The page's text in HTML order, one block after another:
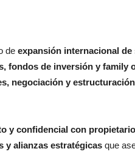
de expansión internacional de
fondos de inversión y family
negociación y
y confidencial con
y alianzas estratégicas que